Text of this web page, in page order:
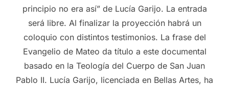
principio no era así” de Lucía Garijo. La entrada
será libre. Al finalizar la proyección habrá un
coloquio con distintos testimonios. La frase del
Evangelio de Mateo da título a este documental
basado en la Teología del Cuerpo de San Juan
Pablo II. Lucía Garijo, licenciada en Bellas Artes, ha